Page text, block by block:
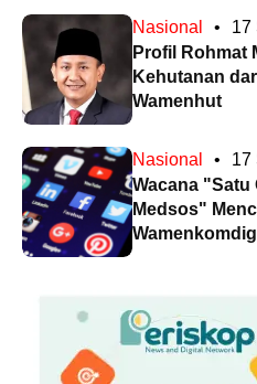
Nasional •
17
Profil Rohmat
Kehutanan
Wamenhut
Nasional •
17
Wacana "Satu
Medsos"